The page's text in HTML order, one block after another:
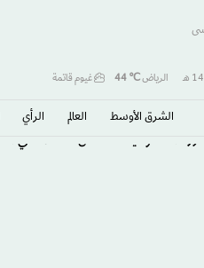
الرياض℃
44 غيوم قاتمة
الشرق الأوسط​ العالم الرأي
تنخفض 14.7 % في النصف الأول